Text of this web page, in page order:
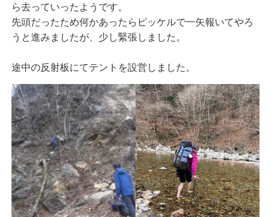
ら去っていったようです。
先頭だったため何かあったらピッケルで一矢報いてやろ
うと進みましたが、少し緊張しました。
途中の反射板にてテントを設営しました。